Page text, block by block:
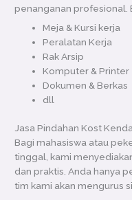
penanganan profesional.
Meja & Kursi kerja
Peralatan Kerja
Rak Arsip
Komputer & Printer
Dokumen & Berkas
dll
Jasa Pindahan Kost
Bagi mahasiswa atau
tinggal, kami
dan praktis. Anda hanya
tim kami akan mengurus